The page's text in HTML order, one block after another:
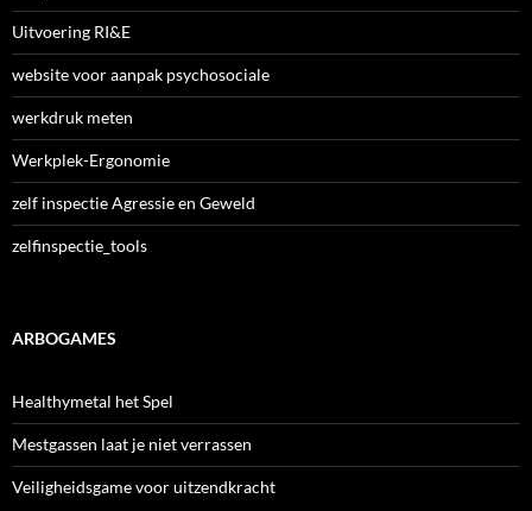
Uitvoering RI&E
website voor aanpak psychosociale
werkdruk meten
Werkplek-Ergonomie
zelf inspectie Agressie en Geweld
zelfinspectie_tools
ARBOGAMES
Healthymetal het Spel
Mestgassen laat je niet verrassen
Veiligheidsgame voor uitzendkracht